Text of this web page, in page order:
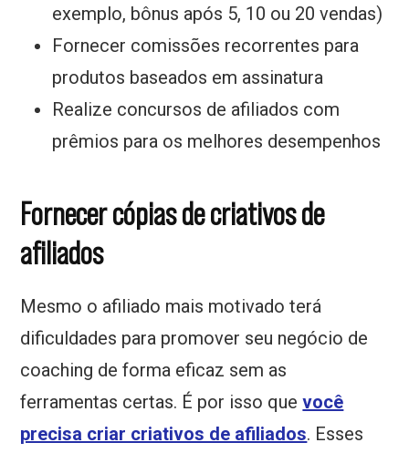
exemplo, bônus após 5, 10 ou 20 vendas)
Fornecer comissões recorrentes para
produtos baseados em assinatura
Realize concursos de afiliados com
prêmios para os melhores desempenhos
Fornecer cópias de criativos de
afiliados
Mesmo o afiliado mais motivado terá
dificuldades para promover seu negócio de
coaching de forma eficaz sem as
ferramentas certas. É por isso quevocê
precisa criar criativos de afiliados. Esses